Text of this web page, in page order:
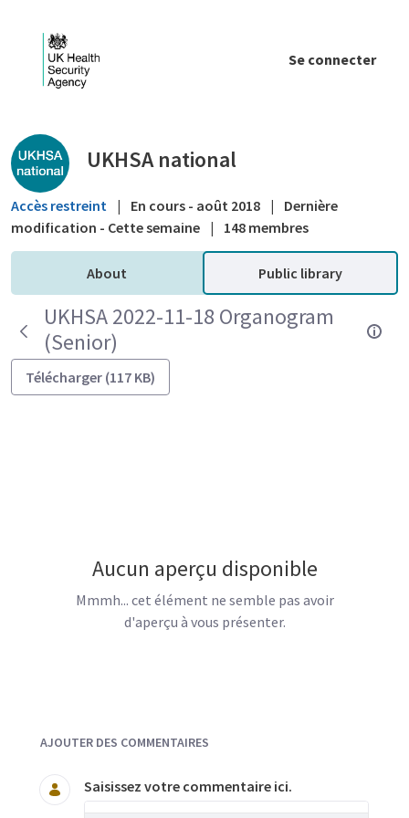
Se connecter
Public library - UKHSA national
UKHSA national
Accès restreint | En cours - août 2018 |
Dernière
modification - Cette semaine | 148 membres
About Public library
UKHSA 2022-11-18 Organogram
(Senior)
Télécharger (117 KB)
Aucun aperçu disponible
Mmmh... cet élément ne semble pas avoir
d'aperçu à vous présenter.
AJOUTER DES COMMENTAIRES
Saisissez votre commentaire ici.